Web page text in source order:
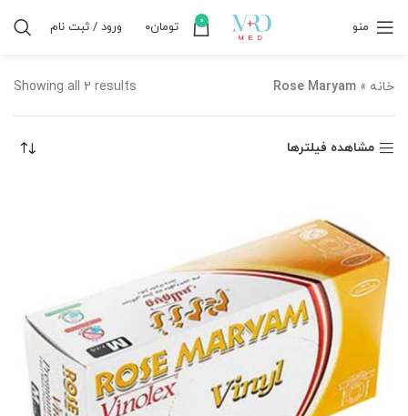
منو 0 تومان۰ ورود / ثبت نام
خانه »
Rose Maryam
Showing all 2 results
مشاهده فیلترها